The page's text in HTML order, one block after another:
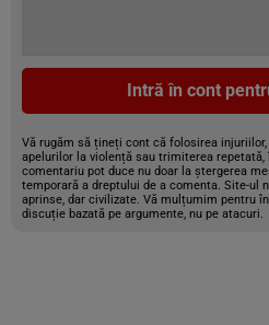
Intră în cont
Vă rugăm să țineți cont că folosirea
apelurilor la violență sau trimiterea repetată,
comentariu pot duce nu doar la ștergerea
temporară a dreptului de a comenta. Site-ul
aprinse, dar civilizate. Vă mulțumim pentru
discuție bazată pe argumente, nu pe atacuri.